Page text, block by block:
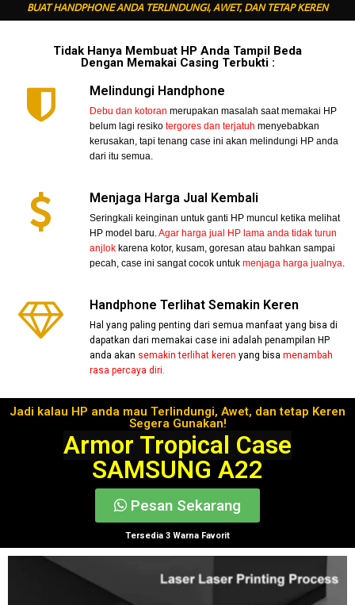
BUAT HANDPHONE ANDA TERLINDUNGI, AWET, DAN TETAP KEREN
Tidak Hanya Membuat HP Anda Tampil Beda
Dengan Memakai Casing Terbukti :
Melindungi Handphone
Debu dan kotoran merupakan masalah saat memakai HP
belum lagi resiko tergores dan terjatuh menyebabkan
kerusakan, tapi tenang case ini akan melindungi HP anda
dari itu semua.
Menjaga Harga Jual Kembali
Seringkali keinginan untuk ganti HP muncul ketika melihat
HP model baru.Agar harga jual HP lama anda tidak turun
anjlok karena kotor, kusam, goresan atau bahkan sampai
pecah, case ini sangat cocok untukmenjaga harga jualnya.
Handphone Terlihat Semakin Keren
Hal yang paling penting dari semua manfaat yang bisa di
dapatkan dari memakai case ini adalah penampilan HP
anda akan semakin terlihat keren yang bisamenambah
rasa percaya diri.
Jadi kalau HP anda mau Terlindungi, Awet, dan tetap Keren
Segera Gunakan!
Armor Tropical Case
SAMSUNG A22
Pesan Sekarang
Tersedia 3 Warna Favorit